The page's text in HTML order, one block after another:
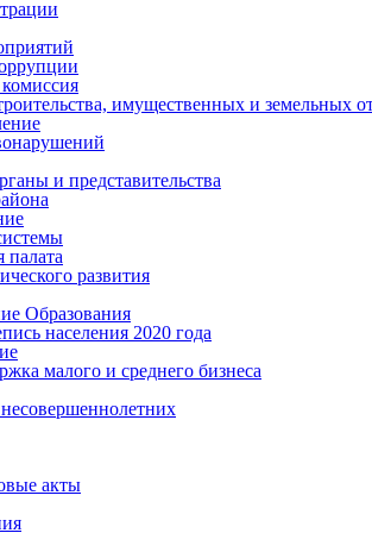
имущественных и земельных
и представительства
палата
развития
Образования
населения 2020 года
малого и среднего бизнеса
акты